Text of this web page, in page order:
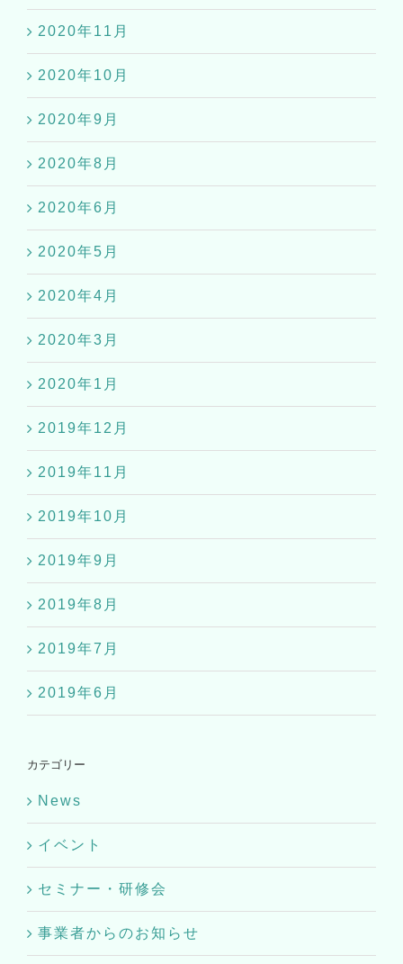
2020年11月
2020年10月
2020年9月
2020年8月
2020年6月
2020年5月
2020年4月
2020年3月
2020年1月
2019年12月
2019年11月
2019年10月
2019年9月
2019年8月
2019年7月
2019年6月
カテゴリー
News
イベント
セミナー・研修会
事業者からのお知らせ